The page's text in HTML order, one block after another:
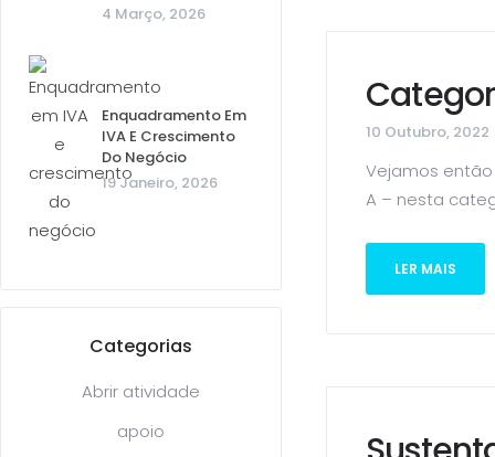
4 Março, 2026
Enquadramento Em
IVA E Crescimento
Do Negócio
19 Janeiro, 2026
Categorias
Abrir atividade
apoio
10 Outubro, 2022
Vejamos
A – nesta
LER MAIS